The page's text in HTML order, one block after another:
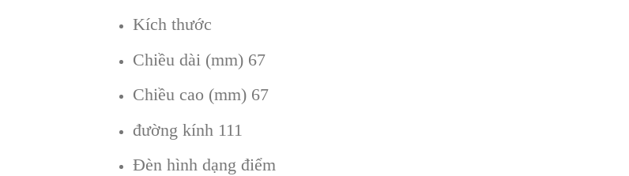
Kích thước
Chiều dài (mm) 67
Chiều cao (mm) 67
đường kính 111
Đèn hình dạng điểm